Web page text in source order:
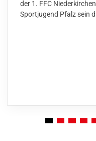
der 1. FFC
Sportjugend Pfalz sein